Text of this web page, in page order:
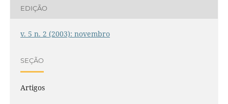
EDIÇÃO
v. 5 n. 2 (2003): novembro
SEÇÃO
Artigos